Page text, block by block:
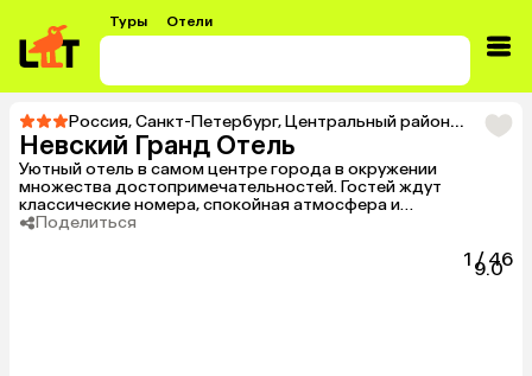
Туры Отели
Россия,Санкт-Петербург,Центральный район,Тур в
Невский Гранд Отель
Уютный отель в самом центре города в окружении
множества достопримечательностей. Гостей ждут
классические номера, спокойная атмосфера и
доброжелательный персонал.
Поделиться
9.0
1 /46